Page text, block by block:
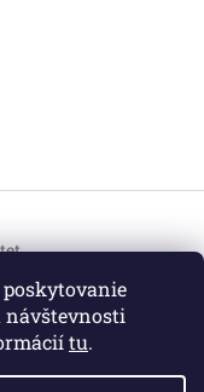
poskytovanie
tu.
práva vyhradené.